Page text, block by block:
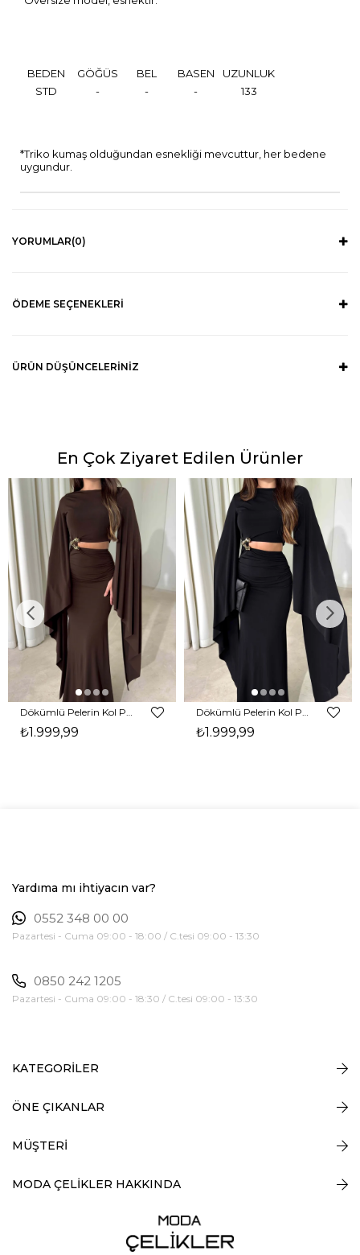
BEDEN GÖĞÜS BEL BASEN
UZUNLUK
STD
- - - 133
*Triko kumaş olduğundan esnekliği mevcuttur, her bedene
uygundur.
YORUMLAR(0)
ÖDEME SEÇENEKLERI
ÜRÜN DÜŞÜNCELERINIZ
En Çok Ziyaret Edilen Ürünler
Dökümlü Pelerin Kol Pencere Detaylı Maxi Kahverengi Arlev Kadın Elbise 26Y511
₺1.999,99
Dökümlü Pelerin Kol Pencere Detaylı Maxi Siyah Arlev Kadın Elbise 26Y511
₺1.999,99
Yardıma mı ihtiyacın var?
0552 348 00 00
Pazartesi - Cuma 09:00 - 18:00 / C.tesi 09:00 - 13:30
0850 242 1205
Pazartesi - Cuma 09:00 - 18:30 / C.tesi 09:00 - 13:30
KATEGORİLER
ÖNE ÇIKANLAR
MÜŞTERİ
MODA ÇELİKLER HAKKINDA